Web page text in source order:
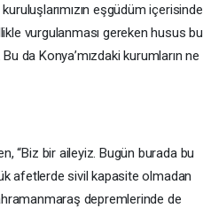
eşgüdüm içerisinde
vurgulanması gereken husus bu
da Konya’mızdaki kurumların ne
“Biz bir aileyiz. Bugün burada bu
afetlerde sivil kapasite olmadan
depremlerinde de